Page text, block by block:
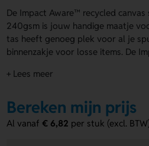
De Impact Aware™ recycled
240gsm is jouw handige maatje
tas heeft genoeg plek voor al je
binnenzakje voor losse items. De
gerecycled katoen en 30%
drukposities Voorzijde en
of eigen ontwerp. Bestel of vraag
+ Lees meer
Bereken mijn prijs
Al vanaf€ 6,82 per stuk (excl.